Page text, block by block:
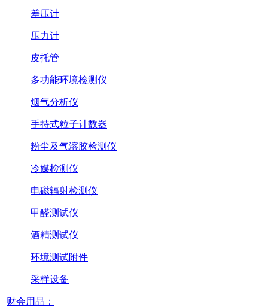
差压计
压力计
皮托管
多功能环境检测仪
烟气分析仪
手持式粒子计数器
粉尘及气溶胶检测仪
冷媒检测仪
电磁辐射检测仪
甲醛测试仪
酒精测试仪
环境测试附件
采样设备
财会用品：